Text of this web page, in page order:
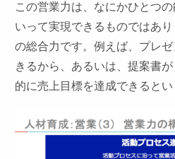
この営業力は、なにかひとつ
いって実現できるものではあ
の総合力です。例えば、プレ
きるから、あるいは、提案書
的に売上目標を達成できるとい